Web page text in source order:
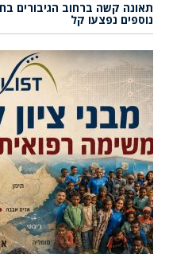
נוספים נפצעו קל